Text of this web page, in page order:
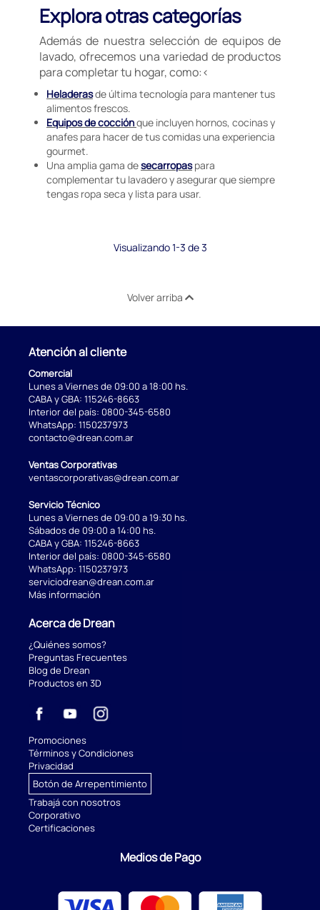
Explora otras categorías
Además de nuestra selección de equipos de
lavado, ofrecemos una variedad de productos
para completar tu hogar, como:<
Heladerasde última tecnología para mantener tus
alimentos frescos.
Equipos de cocciónque incluyen hornos, cocinas y
anafes para hacer de tus comidas una experiencia
gourmet.
Una amplia gama desecarropaspara
complementar tu lavadero y asegurar que siempre
tengas ropa seca y lista para usar.
Visualizando 1-3 de 3
Volver arriba
Atención al cliente
Comercial
Lunes a Viernes de 09:00 a 18:00 hs.
CABA y GBA: 115246-8663
Interior del país: 0800-345-6580
WhatsApp: 1150237973
contacto@drean.com.ar
Ventas Corporativas
ventascorporativas@drean.com.ar
Servicio Técnico
Lunes a Viernes de 09:00 a 19:30 hs.
Sábados de 09:00 a 14:00 hs.
CABA y GBA: 115246-8663
Interior del país: 0800-345-6580
WhatsApp: 1150237973
serviciodrean@drean.com.ar
Más información
Acerca de Drean
¿Quiénes somos?
Preguntas Frecuentes
Blog de Drean
Productos en 3D
Promociones
Términos y Condiciones
Privacidad
Botón de Arrepentimiento
Trabajá con nosotros
Corporativo
Certificaciones
Medios de Pago